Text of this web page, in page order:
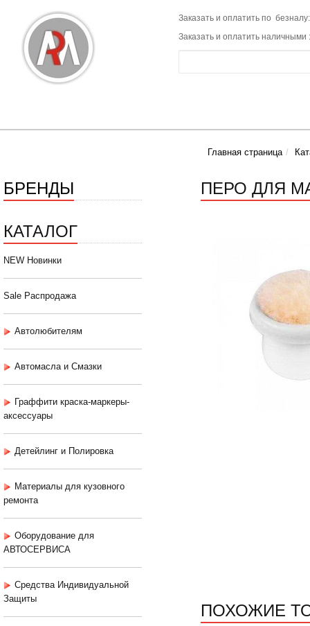
Заказать и оплатить по
Заказать и оплатить наличными
Главная страница
БРЕНДЫ
КАТАЛОГ
NEW Новинки
Sale Распродажа
Автолюбителям
Автомасла и Смазки
Граффити краска-маркеры-
аксессуары
Детейлинг и Полировка
Материалы для кузовного
ремонта
Оборудование для
АВТОСЕРВИСА
Средства Индивидуальной
Защиты
ПЕРО ДЛЯ
ПОХОЖИЕ